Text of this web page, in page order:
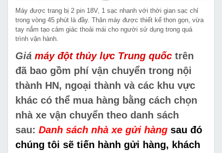
Máy được trang bị 2 pin 18V, 1 sạc nhanh với thời gian sạc chỉ
trong vòng 45 phút là đầy. Thân máy được thiết kế thon gọn, vừa
tay nắm tạo cảm giác thoải mái cho người sử dụng trong quá
trình vận hành.
Giá máy đột thủy lực Trung quốc trên
đã bao gồm phí vận chuyển trong nội
thành HN, ngoại thành và các khu vực
khác có thể mua hàng bằng cách chọn
nhà xe vận chuyển theo danh sách
sau: Danh sách nhà xe gửi hàng sau đó
chúng tôi sẽ tiến hành gửi hàng, khách